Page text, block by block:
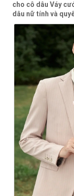
cho cô dâu Váy
dâu nữ tính và